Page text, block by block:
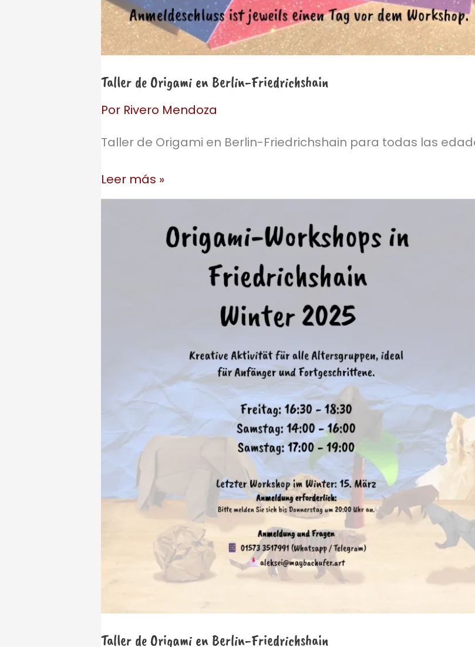
Taller de Origami en Berlin-Friedrichshain
Por Rivero Mendoza
Taller de Origami en Berlin-Friedrichshain para todas las
Taller
de
Leer más »
Taller de Origami en Berlin-Friedrichshain